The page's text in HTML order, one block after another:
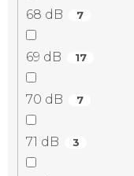
68 dB 7
69 dB 17
70 dB 7
71 dB 3